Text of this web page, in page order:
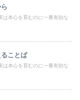
は本心を育むのに一番有効な
ことば
は本心を育むのに一番有効な